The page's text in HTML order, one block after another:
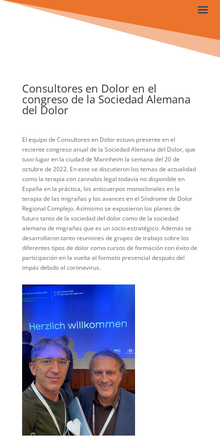
Consultores en Dolor en el
congreso de la Sociedad Alemana
del Dolor
El equipo de Consultores en Dolor estuvo presente en el
reciente congreso anual de la Sociedad Alemana del Dolor, que
tuvo lugar en la ciudad de Mannheim la semana del 20 de
octubre de 2022. En este se discutieron los temas de actualidad
como la terapia con cannabis legal todavía no disponible en
España en la práctica, los anticuerpos monoclonales en la
terapia de las migrañas y los avances en el Síndrome de Dolor
Regional Complejo. Asímismo se expusieron los planes de
futuro tanto de la sociedad del dolor como de la sociedad
alemana de migrañas que es un socio estratégico. Además se
desarrollaron tanto reuniones de grupos de trabajo sobre los
diferentes tipos de dolor como cursos de formación con éxito de
participación en la vuelta al formato presencial después del
impás debido al coronavirus.